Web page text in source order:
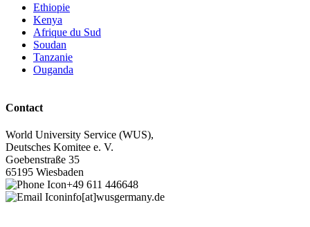
Ethiopie
Kenya
Afrique du Sud
Soudan
Tanzanie
Ouganda
Contact
World University Service (WUS),
Deutsches Komitee e. V.
Goebenstraße 35
65195 Wiesbaden
+49 611 446648
info[at]wusgermany.de